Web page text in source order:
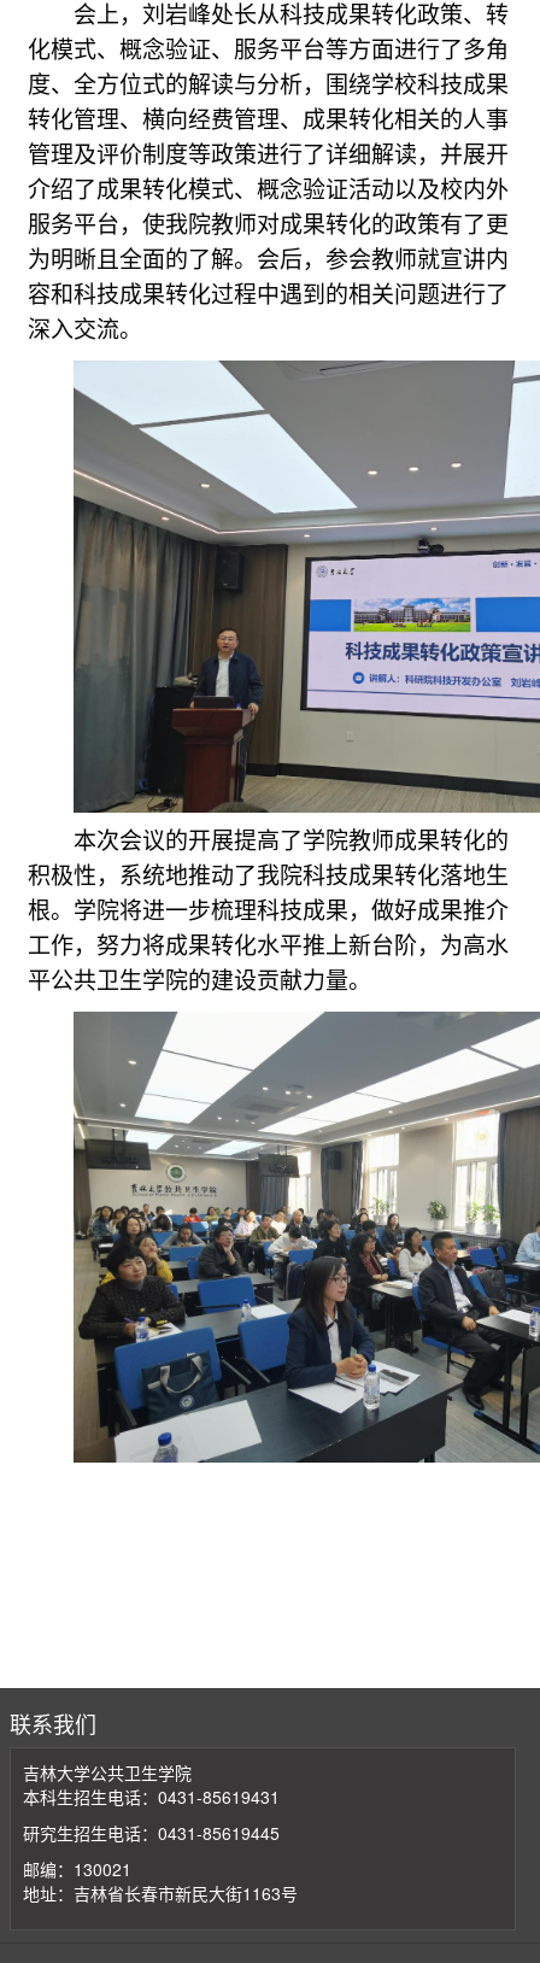
会上，刘岩峰处长从科技成果转化政策、转
化模式、概念验证、服务平台等方面进行了多角
度、全方位式的解读与分析，围绕学校科技成果
转化管理、横向经费管理、成果转化相关的人事
管理及评价制度等政策进行了详细解读，并展开
介绍了成果转化模式、概念验证活动以及校内外
服务平台， 使我院教师对成果转化的政策有了更
为明晰且全面的了解。会后，参会教师就宣讲内
容和科技成果转化过程中遇到的相关问题进行了
深入交流。
本次会议的开展提高了学院教师成果转化的
积极性，系统地推动了我院科技成果转化落地生
根。学院将进一步梳理科技成果，做好成果推介
工作，努力将成果转化水平推上新台阶，为高水
平公共卫生学院的建设贡献力量。
联系我们
吉林大学公共卫生学院
本科生招生电话：0431-85619431
研究生招生电话：0431-85619445
邮编：130021
地址：吉林省长春市新民大街1163号